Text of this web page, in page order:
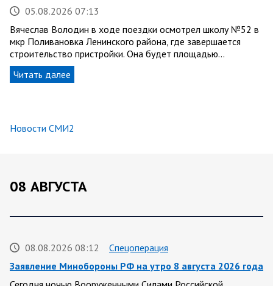
05.08.2026 07:13
Вячеслав Володин в ходе поездки осмотрел школу №52 в
мкр Поливановка Ленинского района, где завершается
строительство пристройки. Она будет площадью…
Читать далее
Новости СМИ2
08 АВГУСТА
08.08.2026 08:12
Спецоперация
Заявление Минобороны РФ на утро 8 августа 2026 года